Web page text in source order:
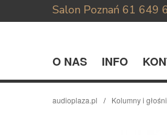
Salon Poznań 61 649
O NAS INFO
audioplaza.pl Kolumny i